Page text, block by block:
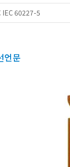
IEC 60227-5
언문